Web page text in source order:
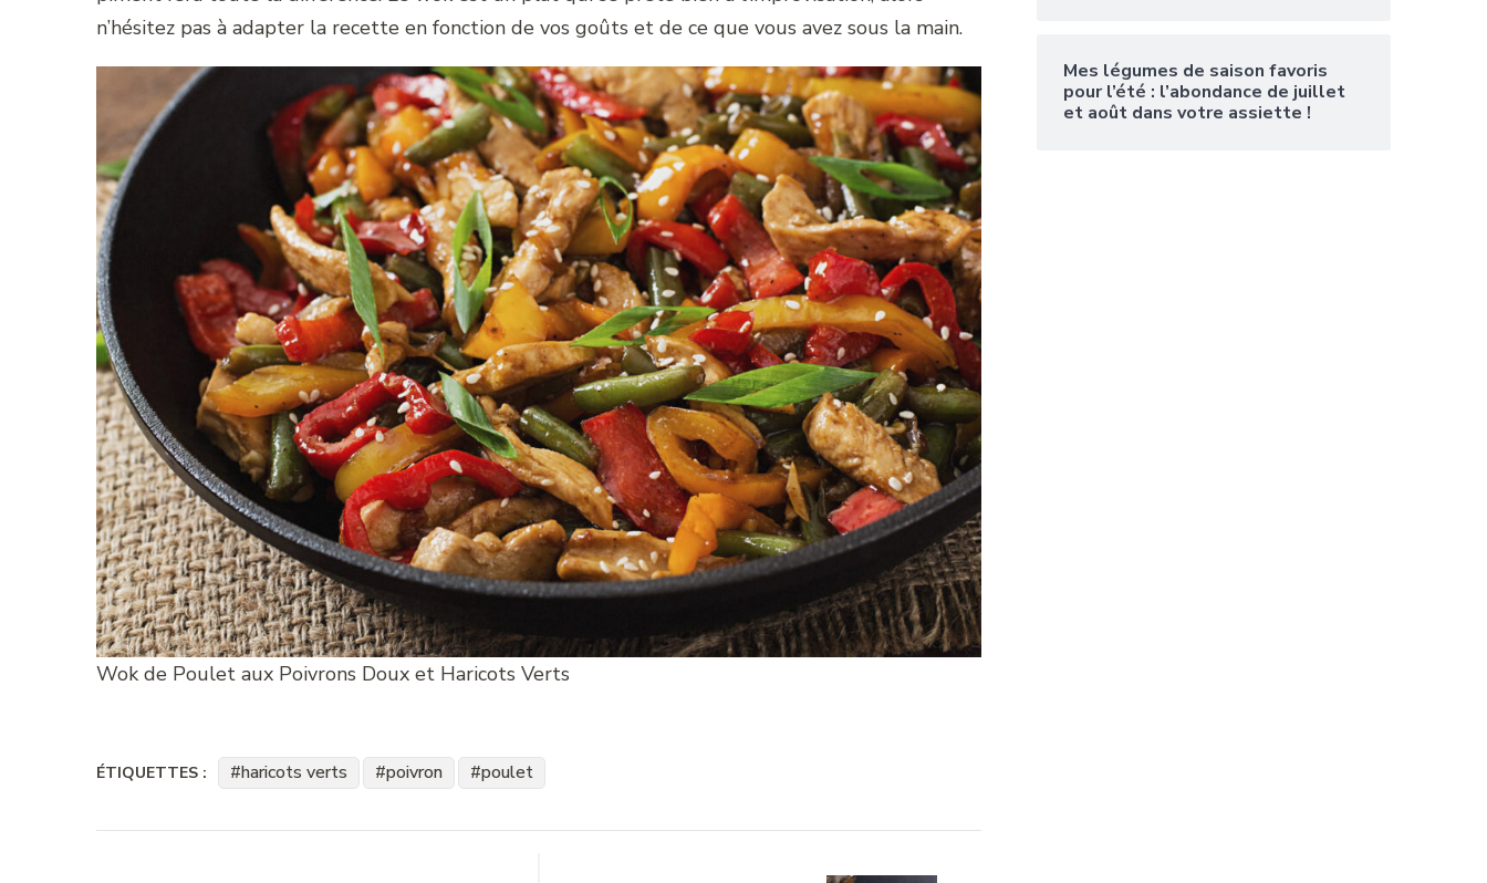
n’hésitez pas à adapter la recette en fonction de vos goûts et de ce que vous avez sous la main.
Wok de Poulet aux Poivrons Doux et Haricots Verts
ÉTIQUETTES : haricots verts poivron poulet
Mes légumes de saison favoris
pour l’été : l’abondance de juillet
et août dans votre assiette !